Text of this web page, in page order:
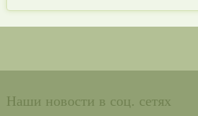
Наши новости в соц. сетях